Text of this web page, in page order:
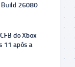
26080
do Xbox
11 após a